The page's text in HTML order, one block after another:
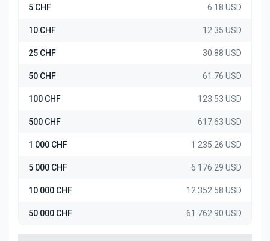
5 CHF 6.18 USD
10 CHF 12.35 USD
25 CHF 30.88 USD
50 CHF 61.76 USD
100 CHF 123.53 USD
500 CHF 617.63 USD
1 000 CHF 1 235.26 USD
5 000 CHF 6 176.29 USD
10 000 CHF 12 352.58 USD
50 000 CHF 61 762.90 USD